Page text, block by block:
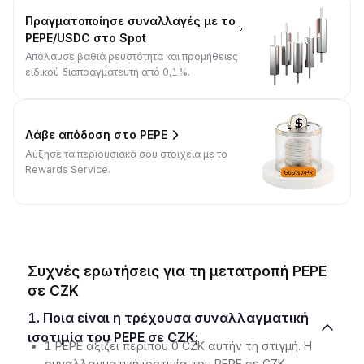
Πραγματοποίησε συναλλαγές με το
PEPE/USDC στο Spot
Απόλαυσε βαθιά ρευστότητα και προμήθειες
ειδικού διαπραγματευτή από 0,1%.
Λάβε απόδοση στο PEPE
Αύξησε τα περιουσιακά σου στοιχεία με το
Rewards Service.
Συχνές ερωτήσεις για τη μετατροπή PEPE
σε CZK
1. Ποια είναι η τρέχουσα συναλλαγματική
ισοτιμία του PEPE σε CZK;
1 PEPE αξίζει περίπου 0 CZK αυτήν τη στιγμή. Η